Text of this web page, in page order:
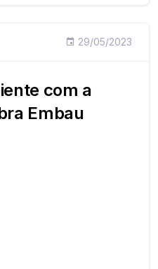
29/05/2023
com a
Embau